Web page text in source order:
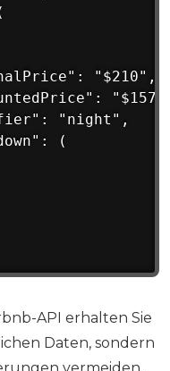
"$210",
"night",
(
API erhalten Sie
Daten, sondern